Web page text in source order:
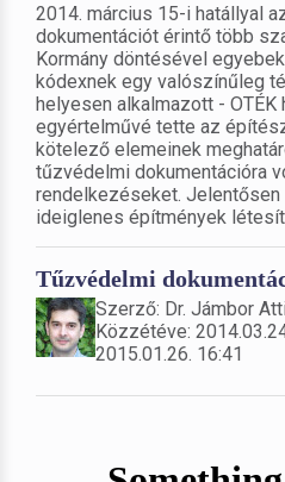
2014. március 15-i hatállyal
dokumentációt érintő több
Kormány döntésével
kódexnek egy valószínűleg
helyesen alkalmazott -
egyértelművé tette az
kötelező elemeinek
tűzvédelmi dokumentációra
rendelkezéseket.
ideiglenes építmények
Tűzvédelmi
Szerző: Dr. Jámbor
Közzétéve:
2015.01.26. 16:41